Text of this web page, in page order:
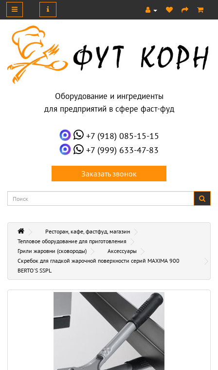
Оборудование и ингредиенты
для предприятий в сфере фаст-фуд
+7 (918) 085-15-15
+7 (999) 633-47-83
Заказать звонок
Ресторан, кафе, фастфуд, магазин
Тепловое оборудование для приготовления
Грили жаровни (сковороды)
Аксессуары
Скребок для гладкой жарочной поверхности серий MAXIMA 900
BERTO'S SSPL